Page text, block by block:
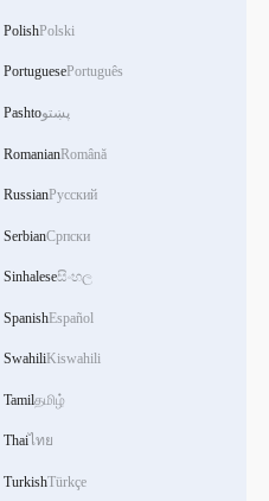
PolishPolski
PortuguesePortuguês
Pashtoپښتو
RomanianRomână
RussianРусский
SerbianСрпски
Sinhaleseසිංහල
SpanishEspañol
SwahiliKiswahili
Tamilதமிழ்
Thaiไทย
TurkishTürkçe